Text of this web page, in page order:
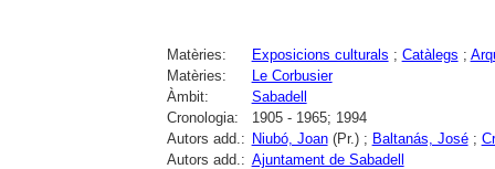
Matèries: Exposicions culturals ; Catàlegs ;
Matèries:
Le Corbusier
Àmbit:
Sabadell
Cronologia:
1905 - 1965; 1994
Autors add.: Niubó, Joan(Pr.) ; Baltanás, José;
Autors add.: Ajuntament de Sabadell